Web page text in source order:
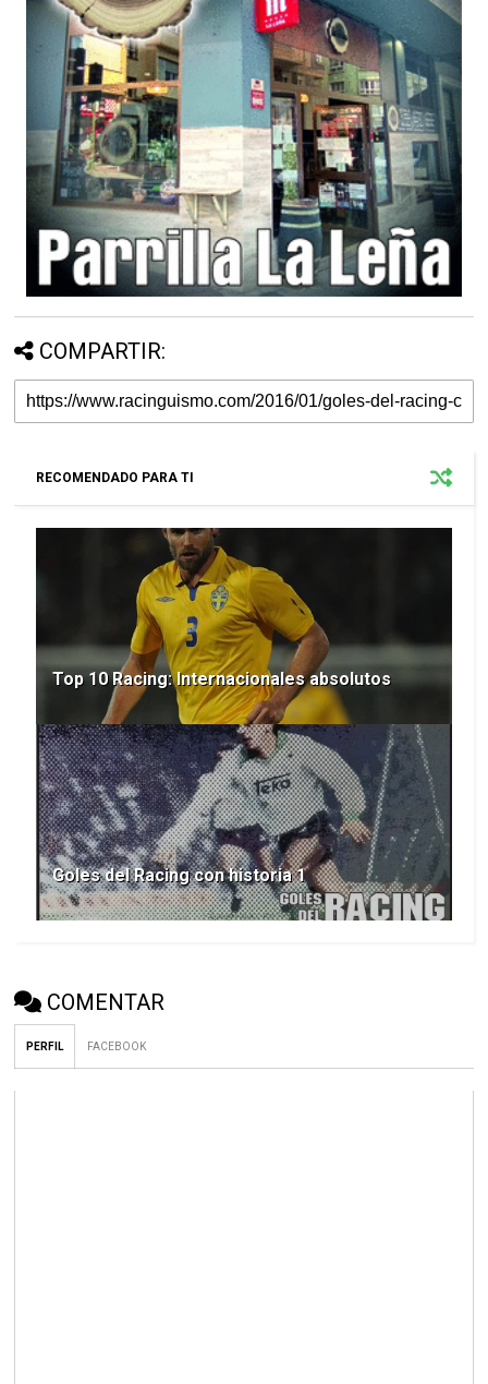
COMPARTIR:
RECOMENDADO PARA TI
Top 10 Racing: Internacionales absolutos
Goles del Racing con historia 1
COMENTAR
PERFIL FACEBOOK